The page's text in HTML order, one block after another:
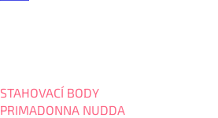
STAHOVACÍ BODY
PRIMADONNA NUDDA